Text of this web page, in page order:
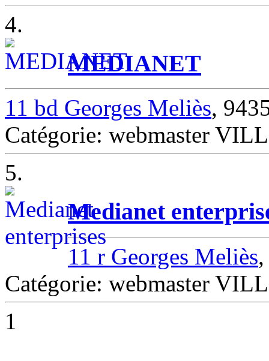
4.
MEDIANET
11 bd Georges Meliès,
Catégorie: webmaster
5.
Medianet
11 r Georges Meliès
Catégorie: webmaster
1